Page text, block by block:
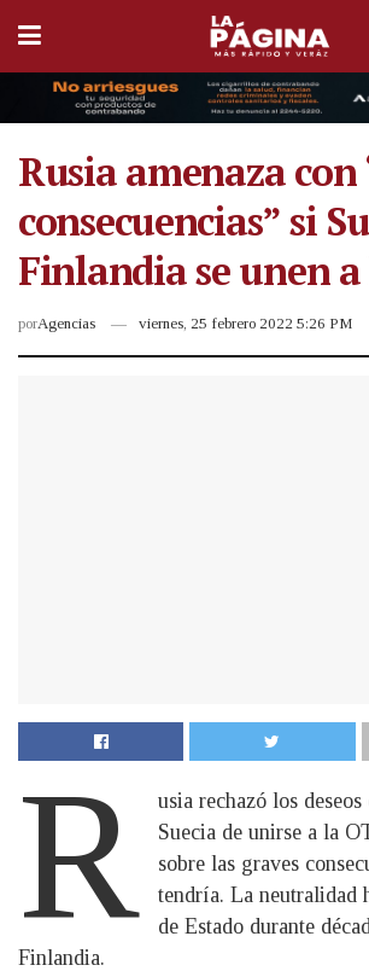
Rusia amenaza con
consecuencias” si
Finlandia se unen a
porAgencias viernes, 25 febrero 2022 5:26 PM
R
usia rechazó los
Suecia de unirse a la
sobre las graves
tendría. La neutralidad
de Estado durante
Finlandia.